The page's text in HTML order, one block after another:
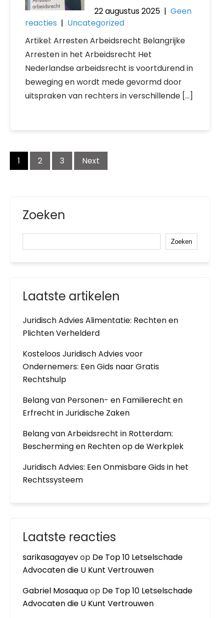
22 augustus 2025 |Geen
reacties | Uncategorized
Artikel: Arresten Arbeidsrecht Belangrijke
Arresten in het Arbeidsrecht Het
Nederlandse arbeidsrecht is voortdurend in
beweging en wordt mede gevormd door
uitspraken van rechters in verschillende […]
Posts
navigation
1 2 3 Next
Zoeken
Zoeken
Laatste artikelen
Juridisch Advies Alimentatie: Rechten en
Plichten Verhelderd
Kosteloos Juridisch Advies voor
Ondernemers: Een Gids naar Gratis
Rechtshulp
Belang van Personen- en Familierecht en
Erfrecht in Juridische Zaken
Belang van Arbeidsrecht in Rotterdam:
Bescherming en Rechten op de Werkplek
Juridisch Advies: Een Onmisbare Gids in het
Rechtssysteem
Laatste reacties
sarikasagayevop De Top 10 Letselschade
Advocaten die U Kunt Vertrouwen
Gabriel Mosaquaop De Top 10 Letselschade
Advocaten die U Kunt Vertrouwen